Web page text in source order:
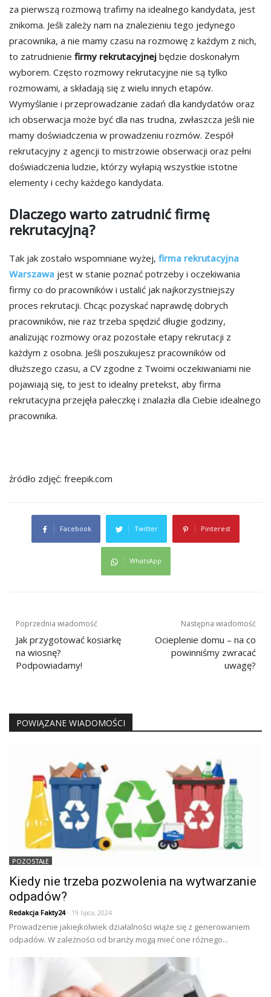
za pierwszą rozmową trafimy na idealnego kandydata, jest
znikoma. Jeśli zależy nam na znalezieniu tego jedynego
pracownika, a nie mamy czasu na rozmowę z każdym z nich,
to zatrudnienie firmy rekrutacyjnej będzie doskonałym
wyborem. Często rozmowy rekrutacyjne nie są tylko
rozmowami, a składają się z wielu innych etapów.
Wymyślanie i przeprowadzanie zadań dla kandydatów oraz
ich obserwacja może być dla nas trudna, zwłaszcza jeśli nie
mamy doświadczenia w prowadzeniu rozmów. Zespół
rekrutacyjny z agencji to mistrzowie obserwacji oraz pełni
doświadczenia ludzie, którzy wyłapią wszystkie istotne
elementy i cechy każdego kandydata.
Dlaczego warto zatrudnić firmę
rekrutacyjną?
Tak jak zostało wspomniane wyżej, firma rekrutacyjna
Warszawa jest w stanie poznać potrzeby i oczekiwania
firmy co do pracowników i ustalić jak najkorzystniejszy
proces rekrutacji. Chcąc pozyskać naprawdę dobrych
pracowników, nie raz trzeba spędzić długie godziny,
analizując rozmowy oraz pozostałe etapy rekrutacji z
każdym z osobna. Jeśli poszukujesz pracowników od
dłuższego czasu, a CV zgodne z Twoimi oczekiwaniami nie
pojawiają się, to jest to idealny pretekst, aby firma
rekrutacyjna przejęła pałeczkę i znalazła dla Ciebie idealnego
pracownika.
źródło zdjęć: freepik.com
Facebook Twitter Pinterest
WhatsApp
Nawigacja
wpisu
Poprzednia wiadomość
Jak przygotować kosiarkę
na wiosnę?
Podpowiadamy!
Następna wiadomość
Ocieplenie domu – na co
powinniśmy zwracać
uwagę?
POWIĄZANE WIADOMOŚCI
POZOSTAŁE
Kiedy nie trzeba pozwolenia na wytwarzanie
odpadów?
Redakcja Fakty24- 19 lipca, 2024
Prowadzenie jakiejkolwiek działalności wiąże się z generowaniem
odpadów. W zależności od branży mogą mieć one różnego...